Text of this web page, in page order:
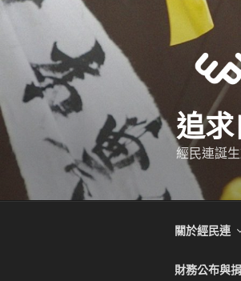
跳
容
追
經民連誕
關於經民連
財務公布與